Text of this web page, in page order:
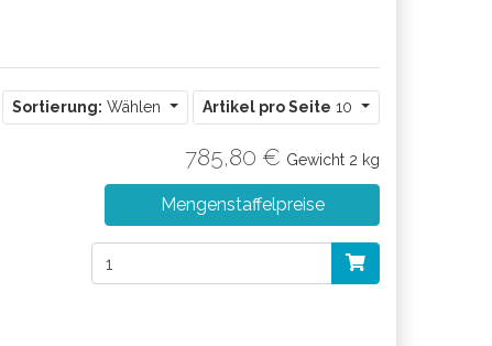
Sortierung: Wählen Artikel pro Seite 10
785,80 € Gewicht 2 kg
Mengenstaffelpreise